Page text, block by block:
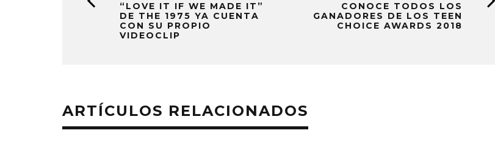
“LOVE IT IF WE MADE IT”
DE THE 1975 YA CUENTA
CON SU PROPIO
VIDEOCLIP
CONOCE TODOS LOS
GANADORES DE LOS TEEN
CHOICE AWARDS 2018
ARTÍCULOS RELACIONADOS